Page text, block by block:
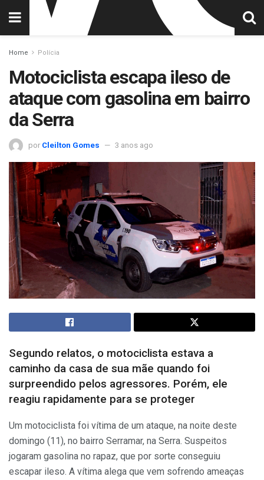
Home Polícia
Motociclista escapa ileso de
ataque com gasolina em bairro
da Serra
por Cleilton Gomes 3 anos ago
Segundo relatos, o motociclista estava a
caminho da casa de sua mãe quando foi
surpreendido pelos agressores. Porém, ele
reagiu rapidamente para se proteger
Um motociclista foi vítima de um ataque, na noite deste
domingo (11), no bairro Serramar, na Serra. Suspeitos
jogaram gasolina no rapaz, que por sorte conseguiu
escapar ileso. A vítima alega que vem sofrendo ameaças